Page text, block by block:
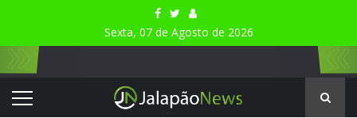
Sexta, 07 de Agosto de 2026